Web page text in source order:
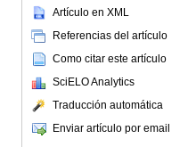
Artículo en XML
Referencias del artículo
Como citar este artículo
SciELO Analytics
Traducción automática
Enviar artículo por email